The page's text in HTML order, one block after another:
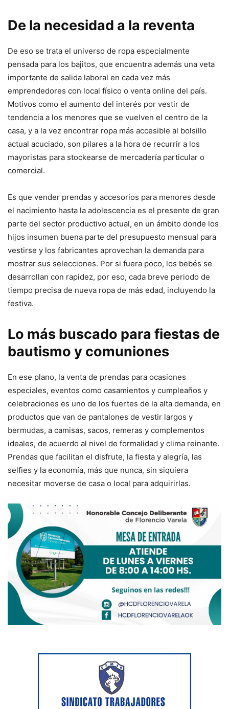
De la necesidad a la reventa
De eso se trata el universo de ropa especialmente
pensada para los bajitos, que encuentra además una veta
importante de salida laboral en cada vez más
emprendedores con local físico o venta online del país.
Motivos como el aumento del interés por vestir de
tendencia a los menores que se vuelven el centro de la
casa, y a la vez encontrar ropa más accesible al bolsillo
actual acuciado, son pilares a la hora de recurrir a los
mayoristas para stockearse de mercadería particular o
comercial.
Es que vender prendas y accesorios para menores desde
el nacimiento hasta la adolescencia es el presente de gran
parte del sector productivo actual, en un ámbito donde los
hijos insumen buena parte del presupuesto mensual para
vestirse y los fabricantes aprovechan la demanda para
mostrar sus selecciones. Por si fuera poco, los bebés se
desarrollan con rapidez, por eso, cada breve periodo de
tiempo precisa de nueva ropa de más edad, incluyendo la
festiva.
Lo más buscado para fiestas de
bautismo y comuniones
En ese plano, la venta de prendas para ocasiones
especiales, eventos como casamientos y cumpleaños y
celebraciones es uno de los fuertes de la alta demanda, en
productos que van de pantalones de vestir largos y
bermudas, a camisas, sacos, remeras y complementos
ideales, de acuerdo al nivel de formalidad y clima reinante.
Prendas que facilitan el disfrute, la fiesta y alegría, las
selfies y la economía, más que nunca, sin siquiera
necesitar moverse de casa o local para adquirirlas.